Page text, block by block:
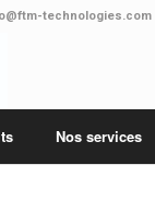
technologies.com
Nos services